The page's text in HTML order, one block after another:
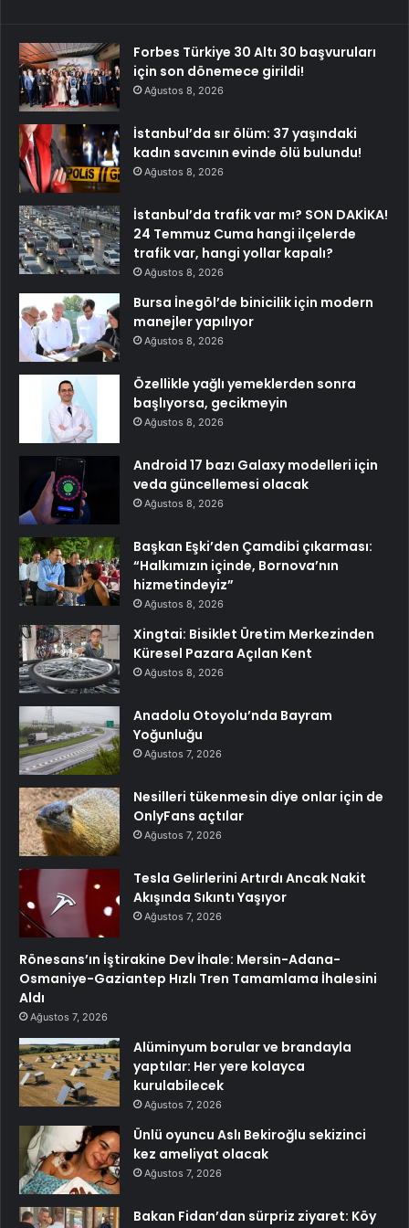
Forbes Türkiye 30 Altı 30 başvuruları
için son dönemece girildi!
Ağustos 8, 2026
İstanbul’da sır ölüm: 37 yaşındaki
kadın savcının evinde ölü bulundu!
Ağustos 8, 2026
İstanbul’da trafik var mı? SON DAKİKA!
24 Temmuz Cuma hangi ilçelerde
trafik var, hangi yollar kapalı?
Ağustos 8, 2026
Bursa İnegöl’de binicilik için modern
manejler yapılıyor
Ağustos 8, 2026
Özellikle yağlı yemeklerden sonra
başlıyorsa, gecikmeyin
Ağustos 8, 2026
Android 17 bazı Galaxy modelleri için
veda güncellemesi olacak
Ağustos 8, 2026
Başkan Eşki’den Çamdibi çıkarması:
“Halkımızın içinde, Bornova’nın
hizmetindeyiz”
Ağustos 8, 2026
Xingtai: Bisiklet Üretim Merkezinden
Küresel Pazara Açılan Kent
Ağustos 8, 2026
Anadolu Otoyolu’nda Bayram
Yoğunluğu
Ağustos 7, 2026
Nesilleri tükenmesin diye onlar için de
OnlyFans açtılar
Ağustos 7, 2026
Tesla Gelirlerini Artırdı Ancak Nakit
Akışında Sıkıntı Yaşıyor
Ağustos 7, 2026
Rönesans’ın İştirakine Dev İhale: Mersin-Adana-
Osmaniye-Gaziantep Hızlı Tren Tamamlama İhalesini
Aldı
Ağustos 7, 2026
Alüminyum borular ve brandayla
yaptılar: Her yere kolayca
kurulabilecek
Ağustos 7, 2026
Ünlü oyuncu Aslı Bekiroğlu sekizinci
kez ameliyat olacak
Ağustos 7, 2026
Bakan Fidan’dan sürpriz ziyaret: Köy